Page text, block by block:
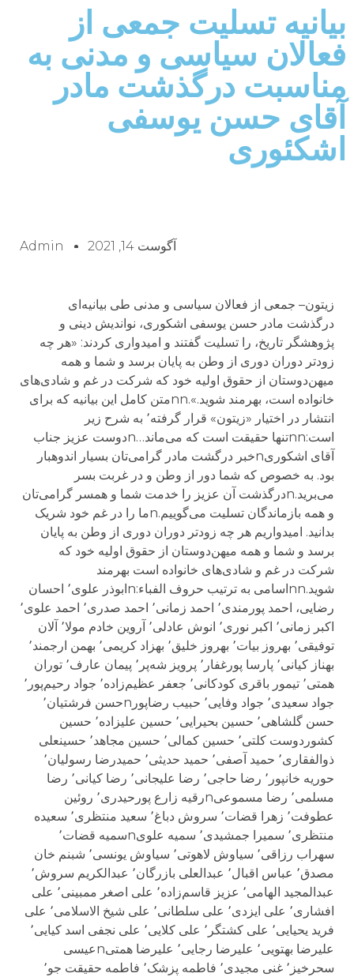
بیانیه تسلیت جمعی از
فعالان سیاسی و مدنی به
مناسبت درگذشت مادر
آقای حسن یوسفی
اشکئوری
آگوست 14, 2021 Admin
زیتون– جمعی از فعالان سیاسی و مدنی طی بیانیه‌ای
درگذشت مادر حسن یوسفی اشکوری، نواندیش دینی و
پژوهشگر تاریخ، را تسلیت گفتند و امیدواری کردند:‌ «هر چه
زودتر دوران دوری از وطن به پایان برسد و شما و همه
میهن‌دوستان از حقوق اولیه خود که شرکت در غم و شادی‌های
خانواده است، بهرمند شوید.».nnمتن کامل این بیانیه که برای
انتشار در اختیار «زیتون» قرار گرفته٬ به شرح زیر
است:nnتنها حقیقت است که می‌ماند…nدوست عزیز جناب
آقای اشکوریnخبر درگشت مادر گرامی‌تان بسیار اندوهبار
بود. به خصوص که شما دور از وطن و در غربت بسر
می‌برید.nدرگذشت آن عزیز را خدمت شما و همسر گرامی‌تان
و همه بازماندگان تسلیت می‌گوییم.nما را در غم خود شریک
بدانید. امیدواریم هر چه زودتر دوران دوری از وطن به پایان
برسد و شما و همه میهن‌دوستان از حقوق اولیه خود که
شرکت در غم و شادی‌های خانواده است بهرمند
شوید.nnاسامی به ترتیب حروف الفباء:nابوذر علوی٬ احسان
رضایی، احمد پورمندی٬ احمد زمانی٬ احمد صدری٬ احمد علوی٬
اکبر زمانی٬ اکبر نوری٬ انوش عادلی٬ آروین خادم مولا٬ آلان
توفیقی٬ بهروز بیات٬ بهروز خلیق٬ بهزاد کریمی٬ بهمن ارجمند٬
بهناز کیانی٬ پارسا پورغفار٬ پرویز شه‌پر٬ پیمان عارف٬ توران
همتی٬ تیمور باقری کودکانی٬ جعفر عظیم‌زاده٬ جواد رحیم‌پور٬
جواد سعیدی٬ جواد وفایی٬ حبیب رضاپورnحسن فرشتیان٬
حسن گلشاهی٬ حسین بحیرایی٬ حسین علیزاده٬ حسین
کشوردوست کلتی٬ حسین کمالی٬ حسین مجاهد٬ حسینعلی
ذوالفقاری٬ حمید آصفی٬ حمید حدیثی٬ حمیدرضا رسولیان٬
حوریه خانپور٬ رضا حاجی٬ رضا علیجانی٬ رضا کیانی٬ رضا
مسلمی٬ رضا مسموعیnرقیه زارع پورحیدری٬ روئین
عطوفت٬ زهرا قضات٬ سروش دباغ٬ سعید منتظری٬ سعیده
منتظری٬ سمیرا جمشیدی٬ سمیه علویnسمیه قضات٬
سهراب رزاقی٬ سیاوش لاهوتی٬ سیاوش یونسی٬ شبنم خان
مصدق٬ عباس اقبال٬ عبدالعلی بازرگان٬ عبدالکریم سروش٬
عبدالمجید الهامی٬ عزیز قاسم‌زاده٬ علی اصغر ممبینی٬ علی
افشاری٬ علی ایزدی٬ علی سلطانی٬ علی شیخ الاسلامی٬ علی
فرید یحیایی٬ علی کشتگر٬ علی کلایی٬ علی نجفی اسد کیایی٬
علیرضا بهتویی٬ علیرضا رجایی٬ علیرضا همتیnعیسی
سحرخیز٬ غنی مجیدی٬ فاطمه پزشک٬ فاطمه حقیقت جو٬